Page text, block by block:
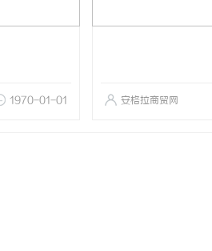
1970-01-01 安格拉商贸网